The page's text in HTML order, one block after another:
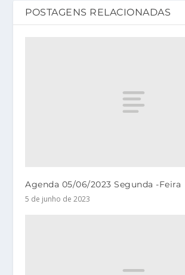
POSTAGENS RELACIONADAS
Agenda 05/06/2023 Segunda -Feira
5 de junho de 2023